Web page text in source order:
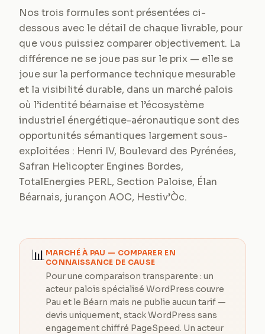
Nos trois formules sont présentées ci-
dessous avec le détail de chaque livrable, pour
que vous puissiez comparer objectivement. La
différence ne se joue pas sur le prix — elle se
joue sur la performance technique mesurable
et la visibilité durable, dans un marché palois
où l’identité béarnaise et l’écosystème
industriel énergétique-aéronautique sont des
opportunités sémantiques largement sous-
exploitées : Henri IV, Boulevard des Pyrénées,
Safran Helicopter Engines Bordes,
TotalEnergies PERL, Section Paloise, Élan
Béarnais, jurançon AOC, Hestiv’Òc.
📊 MARCHÉ À PAU — COMPARER EN
CONNAISSANCE DE CAUSE
Pour une comparaison transparente : un
acteur palois spécialisé WordPress couvre
Pau et le Béarn mais ne publie aucun tarif —
devis uniquement, stack WordPress sans
engagement chiffré PageSpeed. Un acteur